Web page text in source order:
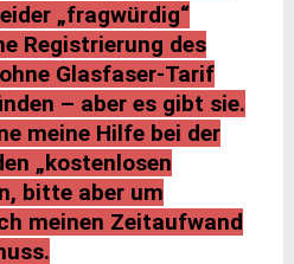
„fragwürdig“
Registrierung des
Glasfaser-Tarif
– aber es gibt sie.
meine Hilfe bei der
„kostenlosen
bitte aber um
meinen Zeitaufwand